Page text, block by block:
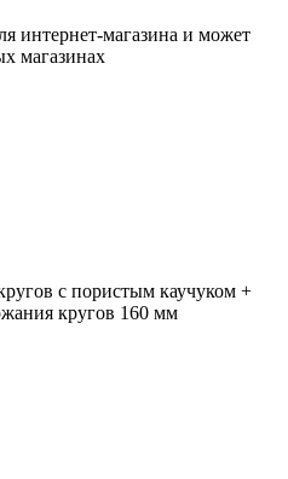
интернет-магазина и может
магазинах
с пористым каучуком +
кругов 160 мм